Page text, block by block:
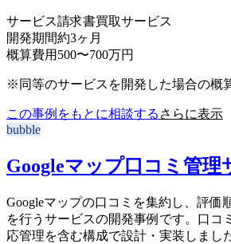
サービス請求書買取サービス
開発期間約3ヶ月
概算費用 500〜700万円
※同等のサービスを開発した場合の概
この事例をもとに相談する さらに表示
bubble
Googleマップ口コミ管理
Googleマップの口コミを集約し、評価
を行うサービスの開発事例です。口コ
応管理を含む構成で設計・実装しまし